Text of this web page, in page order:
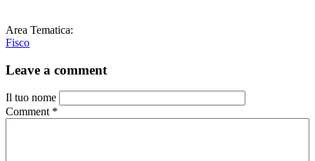
Area Tematica:
Fisco
Leave a comment
Il tuo nome
Comment *